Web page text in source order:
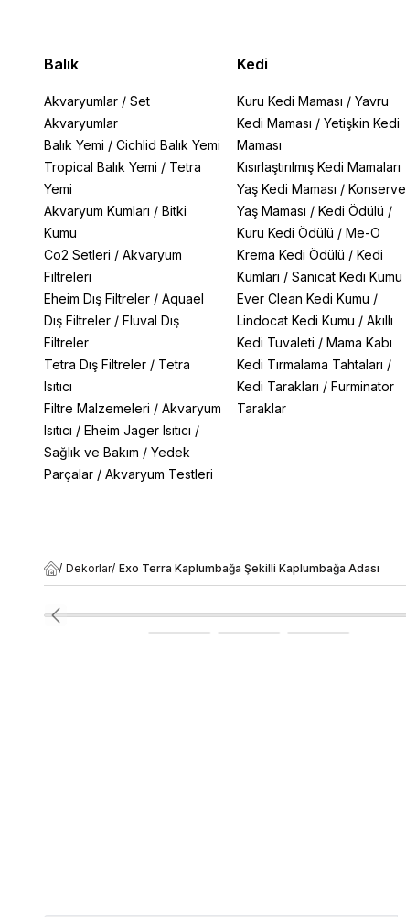
Balık
Akvaryumlar / Set
Akvaryumlar
Balık Yemi / Cichlid Balık Yemi
Tropical Balık Yemi / Tetra
Yemi
Akvaryum Kumları / Bitki
Kumu
Co2 Setleri / Akvaryum
Filtreleri
Eheim Dış Filtreler / Aquael
Dış Filtreler / Fluval Dış
Filtreler
Tetra Dış Filtreler / Tetra
Isıtıcı
Filtre Malzemeleri / Akvaryum
Isıtıcı / Eheim Jager Isıtıcı /
Sağlık ve Bakım / Yedek
Parçalar / Akvaryum Testleri
Kedi
Kuru Kedi Maması / Yavru
Kedi Maması / Yetişkin Kedi
Maması
Kısırlaştırılmış Kedi Mamaları
Yaş Kedi Maması / Konserve
Yaş Maması / Kedi Ödülü /
Kuru Kedi Ödülü / Me-O
Krema Kedi Ödülü / Kedi
Kumları / Sanicat Kedi Kumu
Ever Clean Kedi Kumu /
Lindocat Kedi Kumu / Akıllı
Kedi Tuvaleti / Mama Kabı
Kedi Tırmalama Tahtaları /
Kedi Tarakları / Furminator
Taraklar
/ Dekorlar/ Exo Terra Kaplumbağa Şekilli Kaplumbağa Adası